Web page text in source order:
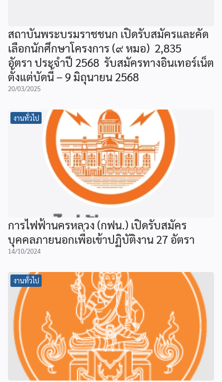
สถาบันพระบรมราชชนก เปิดรับสมัครและคัด
เลือกนักศึกษาโครงการ (๙ หมอ) 2,835
อัตรา ประจำปี 2568 รับสมัครทางอินเทอร์เน็ต
ตั้งแต่บัดนี้ – 9 มิถุนายน 2568
20/03/2025
งานทั่วไป
การไฟฟ้านครหลวง (กฟน.) เปิดรับสมัคร
บุคคลภายนอกเพื่อเข้าปฏิบัติงาน 27 อัตรา
14/10/2024
งานทั่วไป